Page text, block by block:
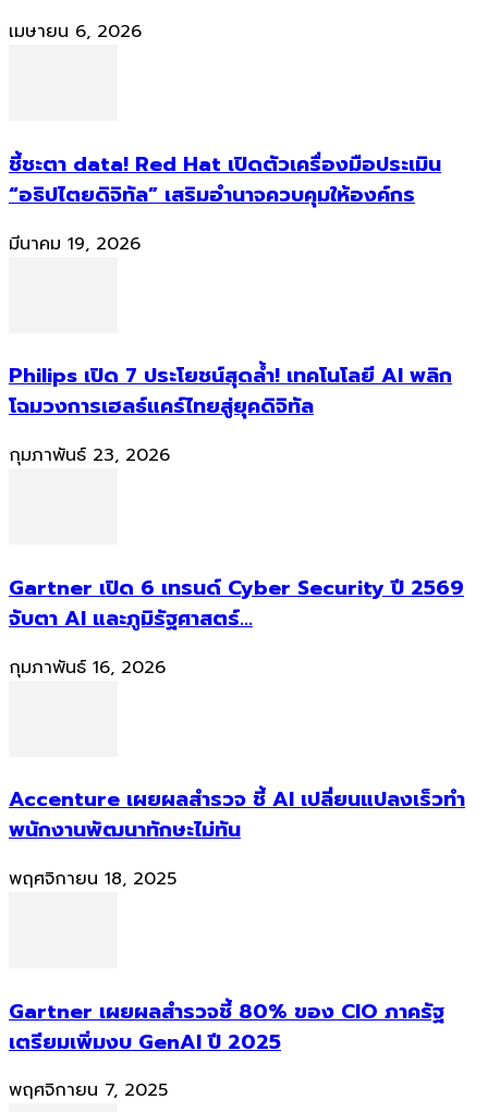
เมษายน 6, 2026
ชี้ชะตา data! Red Hat เปิดตัวเครื่องมือประเมิน
“อธิปไตยดิจิทัล” เสริมอำนาจควบคุมให้องค์กร
มีนาคม 19, 2026
Philips เปิด 7 ประโยชน์สุดล้ำ! เทคโนโลยี AI พลิก
โฉมวงการเฮลธ์แคร์ไทยสู่ยุคดิจิทัล
กุมภาพันธ์ 23, 2026
Gartner เปิด 6 เทรนด์ Cyber Security ปี 2569
จับตา AI และภูมิรัฐศาสตร์...
กุมภาพันธ์ 16, 2026
Accenture เผยผลสำรวจ ชี้ AI เปลี่ยนแปลงเร็วทำ
พนักงานพัฒนาทักษะไม่ทัน
พฤศจิกายน 18, 2025
Gartner เผยผลสำรวจชี้ 80% ของ CIO ภาครัฐ
เตรียมเพิ่มงบ GenAI ปี 2025
พฤศจิกายน 7, 2025